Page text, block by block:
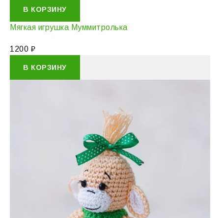
В КОРЗИНУ
Мягкая игрушка Муммитролька
1200 ₽
В КОРЗИНУ